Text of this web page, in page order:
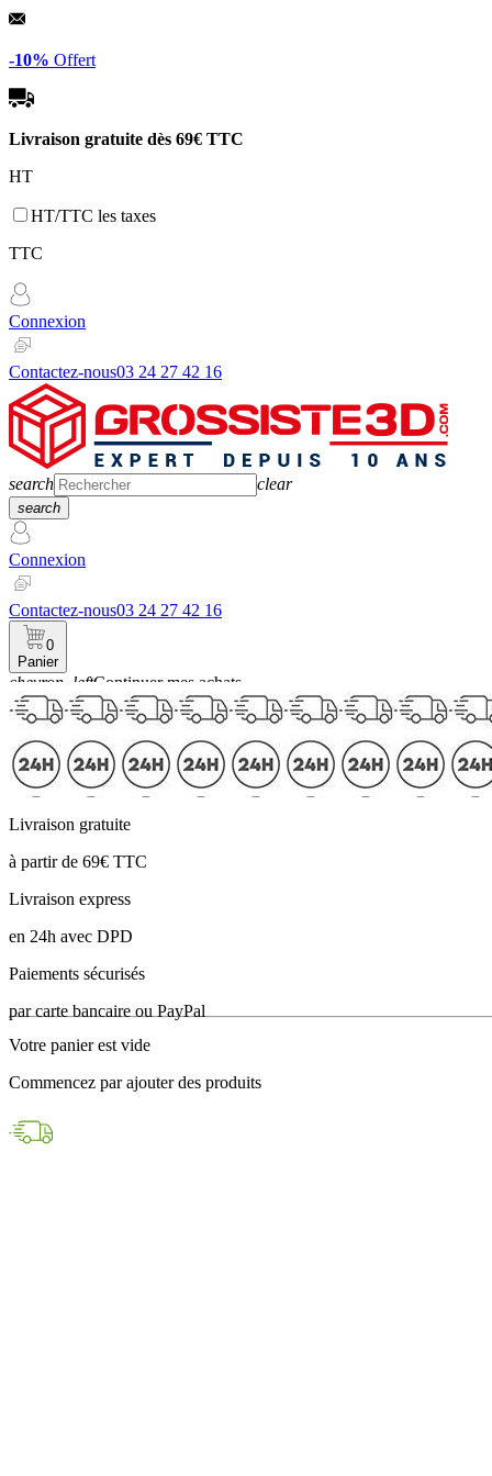
Panneau de gestion des cookies
-10% Offert
Livraison gratuite dès 69€ TTC
HT
HT/TTC les taxes
TTC
Connexion
Contactez-nous03 24 27 42 16
search clear
search
Connexion
Contactez-nous03 24 27 42 16
0
Panier
chevron_leftContinuer mes achats
Panier
Livraison gratuite
à partir de 69€ TTC
Livraison express
en 24h avec DPD
Paiements sécurisés
par carte bancaire ou PayPal
Votre panier est vide
Commencez par ajouter des produits